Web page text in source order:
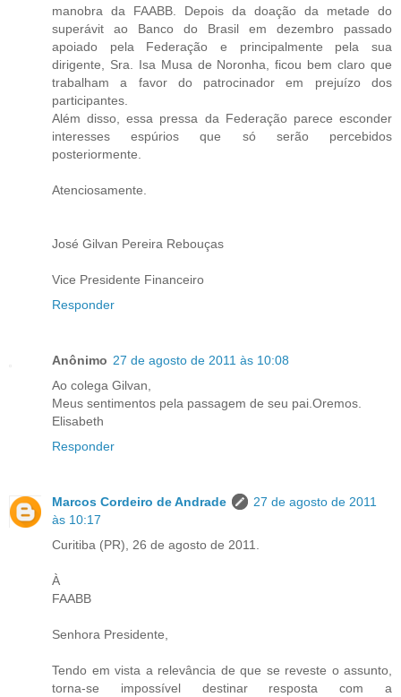
manobra da FAABB. Depois da doação da metade do
superávit ao Banco do Brasil em dezembro passado
apoiado pela Federação e principalmente pela sua
dirigente, Sra. Isa Musa de Noronha, ficou bem claro que
trabalham a favor do patrocinador em prejuízo dos
participantes.
Além disso, essa pressa da Federação parece esconder
interesses espúrios que só serão percebidos
posteriormente.
Atenciosamente.
José Gilvan Pereira Rebouças
Vice Presidente Financeiro
Responder
Anônimo 27 de agosto de 2011 às 10:08
Ao colega Gilvan,
Meus sentimentos pela passagem de seu pai.Oremos.
Elisabeth
Responder
Marcos Cordeiro de Andrade
27 de agosto de 2011
às 10:17
Curitiba (PR), 26 de agosto de 2011.
À
FAABB
Senhora Presidente,
Tendo em vista a relevância de que se reveste o assunto,
torna-se impossível destinar resposta com a